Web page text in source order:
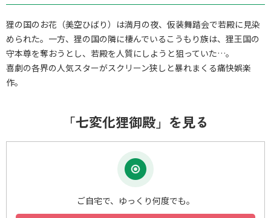
狸の国のお花（美空ひばり）は満月の夜、仮装舞踏会で若殿に見染
められた。一方、狸の国の隣に棲んでいるこうもり族は、狸王国の
守本尊を奪おうとし、若殿を人質にしようと狙っていた…。
喜劇の各界の人気スターがスクリーン狭しと暴れまくる痛快娯楽
作。
「七変化狸御殿」を見る
ご自宅で、ゆっくり何度でも。